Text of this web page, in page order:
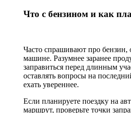
Что с бензином и как
Часто спрашивают про бензин,
машине. Разумнее заранее
заправиться перед длинным
оставлять вопросы на
ехать увереннее.
Если планируете поездку на
маршрут, проверьте точки